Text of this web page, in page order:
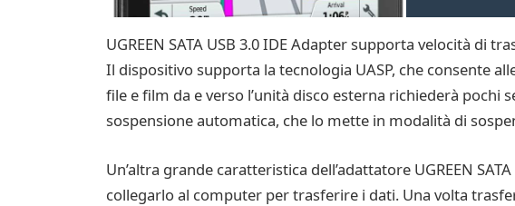
UGREEN SATA USB 3.0 IDE Adapter supporta velocità di
Il dispositivo supporta la tecnologia UASP, che consente
file e film da e verso l’unità disco esterna richiederà
sospensione automatica, che lo mette in modalità di
Un’altra grande caratteristica dell’adattatore UGREEN
collegarlo al computer per trasferire i dati. Una volta